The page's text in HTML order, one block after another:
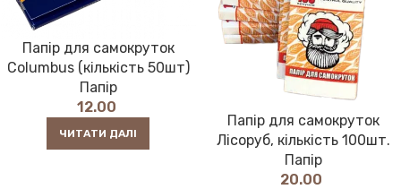
Папір для самокруток
Columbus (кількість 50шт)
Папір
12.00
ЧИТАТИ ДАЛІ
Папір для самокруток
Лісоруб, кількість 100шт.
Папір
20.00